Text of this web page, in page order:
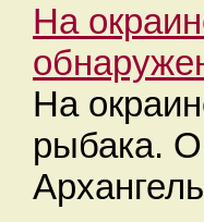
На
На
рыбака.